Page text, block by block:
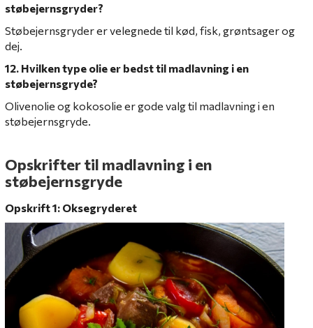
støbejernsgryder?
Støbejernsgryder er velegnede til kød, fisk, grøntsager og
dej.
12. Hvilken type olie er bedst til madlavning i en
støbejernsgryde?
Olivenolie og kokosolie er gode valg til madlavning i en
støbejernsgryde.
Opskrifter til madlavning i en
støbejernsgryde
Opskrift 1: Oksegryderet